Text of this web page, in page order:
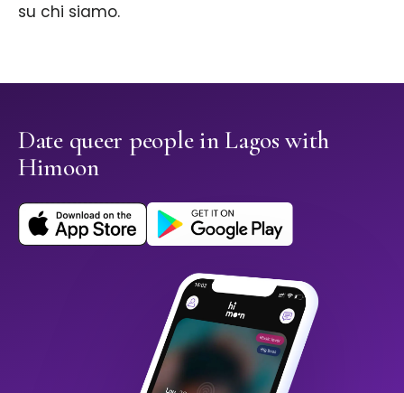
su chi siamo.
Date queer people in Lagos with
Himoon